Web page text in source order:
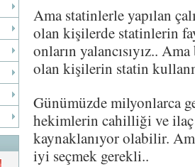
Ama statinlerle yapılan
olan kişilerde statinlerin
onların yalancısıyız..
olan kişilerin statin
Günümüzde milyonlarca
hekimlerin cahilliği ve ilaç
kaynaklanıyor olabilir.
iyi seçmek gerekli..